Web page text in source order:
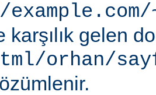
karşılık gelen
orhan/